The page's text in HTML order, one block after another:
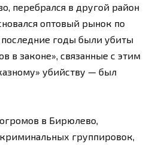
перебрался в другой район
оптовый рынок по
последние годы были убиты
в законе», связанные с этим
убийству — был
в Бирюлево,
группировок,